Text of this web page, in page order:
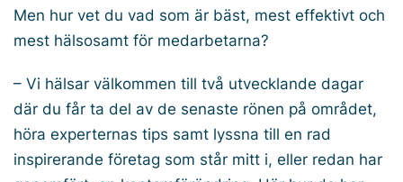
Men hur vet du vad som är bäst, mest effektivt och
mest hälsosamt för medarbetarna?
– Vi hälsar välkommen till två utvecklande dagar
där du får ta del av de senaste rönen på området,
höra experternas tips samt lyssna till en rad
inspirerande företag som står mitt i, eller redan har